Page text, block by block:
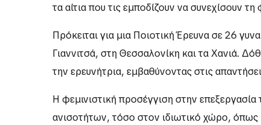
τα αίτια που τις εμποδίζουν να συνεχίσουν
Πρόκειται για μια Ποιοτική Έρευνα σε 26
Γιαννιτσά, στη Θεσσαλονίκη και τα Χανιά.
την ερευνήτρια, εμβαθύνοντας στις
Η φεμινιστική προσέγγιση στην
ανισοτήτων, τόσο στον ιδιωτικό χώρο, όπως